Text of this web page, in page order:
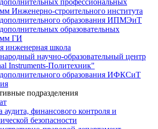
Инженерно-строительного института
образования ИПМЭиТ
образовательных
ГИ
инженерная школа
научно-образовательный центр
Instruments-Политехник"
образования ИФКСиТ
подразделения
аудита, финансового контроля и
безопасности